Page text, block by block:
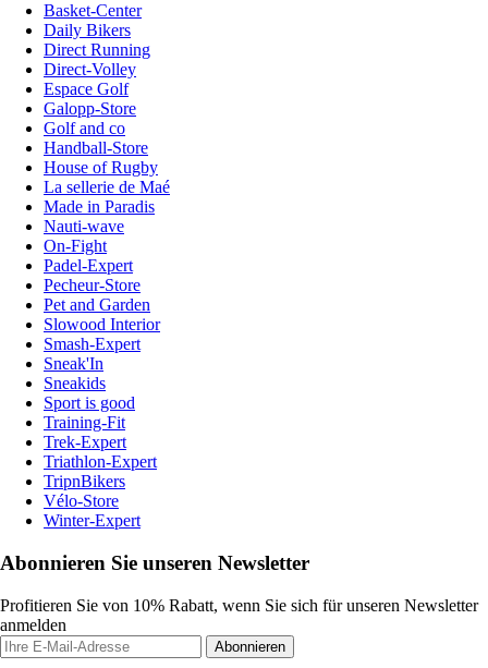
Basket-Center
Daily Bikers
Direct Running
Direct-Volley
Espace Golf
Galopp-Store
Golf and co
Handball-Store
House of Rugby
La sellerie de Maé
Made in Paradis
Nauti-wave
On-Fight
Padel-Expert
Pecheur-Store
Pet and Garden
Slowood Interior
Smash-Expert
Sneak'In
Sneakids
Sport is good
Training-Fit
Trek-Expert
Triathlon-Expert
TripnBikers
Vélo-Store
Winter-Expert
Abonnieren Sie unseren Newsletter
Profitieren Sie von 10% Rabatt, wenn Sie sich für unseren Newsletter
anmelden
Abonnieren